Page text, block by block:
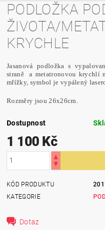
PODLOŽKA
ŽIVOTA/
KRYCHLE
Jasanová podložka s
straně a metatronovou krychlí
mřížky, symbol je vypálený
Rozměry jsou 26x26cm.
Dostupnost
1 100 Kč
KÓD PRODUKTU
KATEGORIE
Dotaz